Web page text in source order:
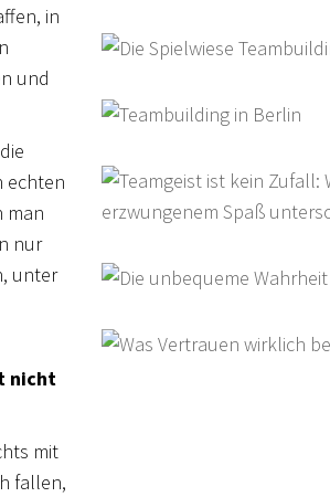
in
und
echten
man
nur
unter
nicht
mit
fallen,